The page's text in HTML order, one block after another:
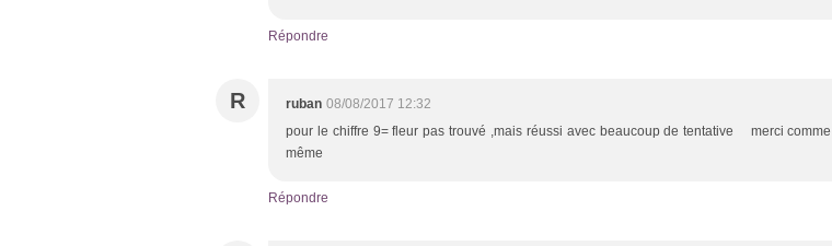
Répondre
R ruban 08/08/2017 12:32
pour le chiffre 9= fleur pas trouvé ,mais réussi avec beaucoup de tentative merci comme
même
Répondre